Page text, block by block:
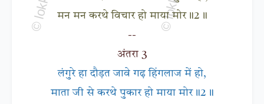
मन मन करथे विचार हो माया मोर॥2॥
--
अंतरा 3
लंगुरे हा दौड़त जावे गढ़ हिंगलाज में हो,
माता जी से करथे पुकार हो माया मोर॥2॥